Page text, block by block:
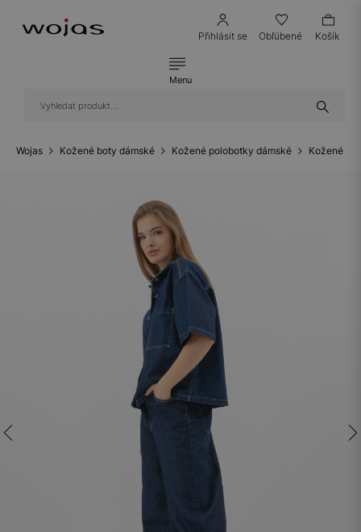
Přihlásit se Obľúbené Košík
Menu
Wojas Kožené boty dámské Kožené polobotky dámské Kožené